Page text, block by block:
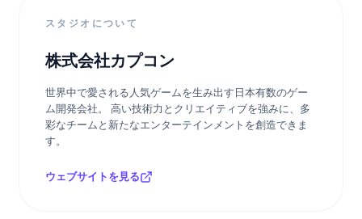
スタジオについて
株式会社カプコン
世界中で愛される人気ゲームを生み出す日本有数のゲー
ム開発会社。 高い技術力とクリエイティブを強みに、多
彩なチームと新たなエンターテインメントを創造できま
す。
ウェブサイトを見る